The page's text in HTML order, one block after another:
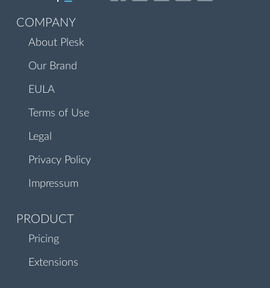
COMPANY
About Plesk
Our Brand
EULA
Terms of Use
Legal
Privacy Policy
Impressum
PRODUCT
Pricing
Extensions